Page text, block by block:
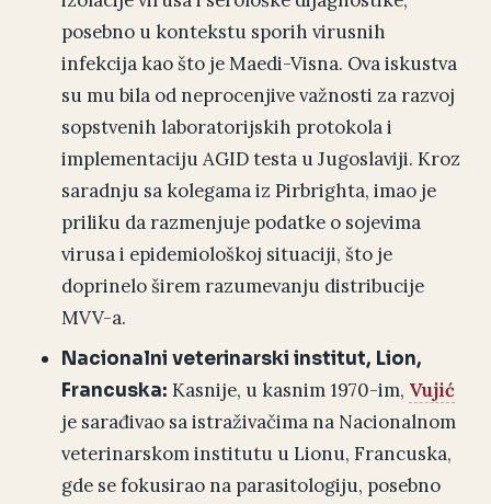
posebno u kontekstu sporih virusnih
infekcija kao što je Maedi-Visna. Ova iskustva
su mu bila od neprocenjive važnosti za razvoj
sopstvenih laboratorijskih protokola i
implementaciju AGID testa u Jugoslaviji. Kroz
saradnju sa kolegama iz Pirbrighta, imao je
priliku da razmenjuje podatke o sojevima
virusa i epidemiološkoj situaciji, što je
doprinelo širem razumevanju distribucije
MVV-a.
Nacionalni veterinarski institut, Lion,
Francuska: Kasnije, u kasnim 1970-im, Vujić
je sarađivao sa istraživačima na Nacionalnom
veterinarskom institutu u Lionu, Francuska,
gde se fokusirao na parasitologiju, posebno